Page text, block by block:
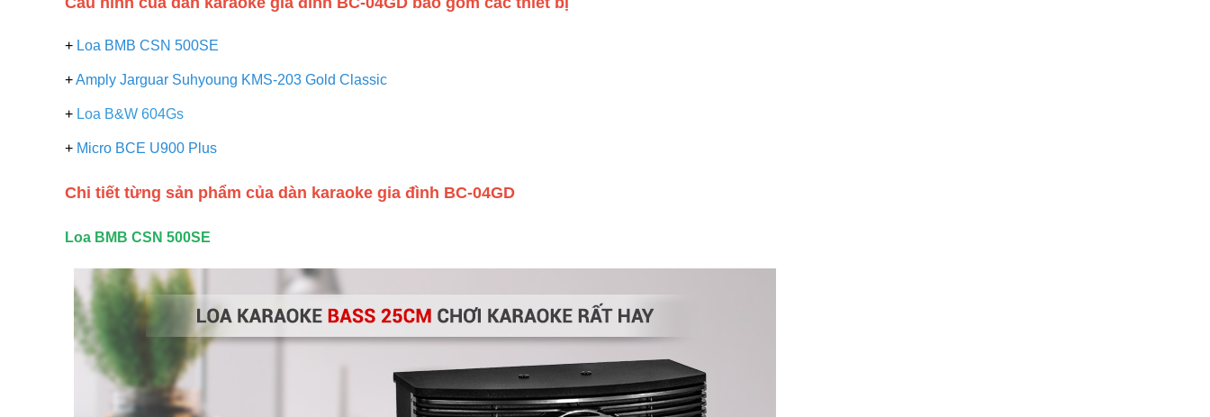
+ Loa BMB CSN 500SE
+Amply Jarguar Suhyoung KMS-203 Gold Classic
+ Loa B&W 604Gs
+ Micro BCE U900 Plus
Chi tiết từng sản phẩm của dàn karaoke gia đình BC-04GD
Loa BMB CSN 500SE